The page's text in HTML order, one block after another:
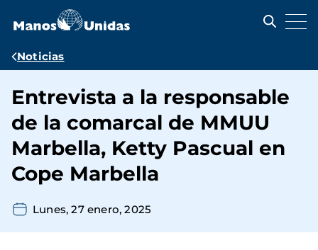
contenido
Ruta
navegación
Noticias
Entrevista a la responsable
de la comarcal de MMUU
Marbella, Ketty Pascual en
Cope Marbella
Lunes, 27 enero, 2025